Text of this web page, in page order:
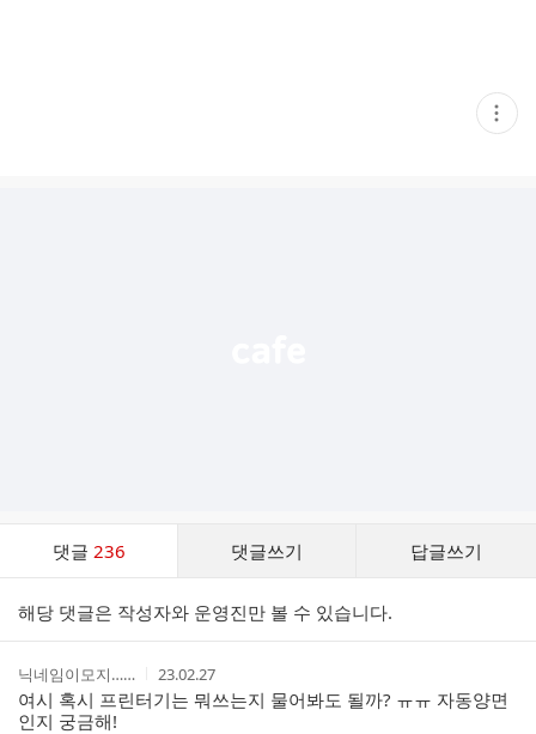
현
재
댓글 236 댓글쓰기 답글쓰기
리
해당 댓글은 작성자와 운영진만 볼 수 있습니다.
작
성
자
닉네임이모지……
작
성
시
23.02.27
여시 혹시 프린터기는 뭐쓰는지 물어봐도 될까? ㅠㅠ 자동양면
인지 궁금해!